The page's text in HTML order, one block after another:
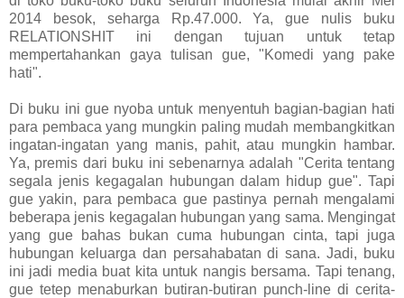
2014 besok, seharga Rp.47.000. Ya, gue nulis buku
RELATIONSHIT ini dengan tujuan untuk tetap
mempertahankan gaya tulisan gue, "Komedi yang pake
hati".
Di buku ini gue nyoba untuk menyentuh bagian-bagian hati
para pembaca yang mungkin paling mudah membangkitkan
ingatan-ingatan yang manis, pahit, atau mungkin hambar.
Ya, premis dari buku ini sebenarnya adalah "Cerita tentang
segala jenis kegagalan hubungan dalam hidup gue". Tapi
gue yakin, para pembaca gue pastinya pernah mengalami
beberapa jenis kegagalan hubungan yang sama. Mengingat
yang gue bahas bukan cuma hubungan cinta, tapi juga
hubungan keluarga dan persahabatan di sana. Jadi, buku
ini jadi media buat kita untuk nangis bersama. Tapi tenang,
gue tetep menaburkan butiran-butiran punch-line di cerita-